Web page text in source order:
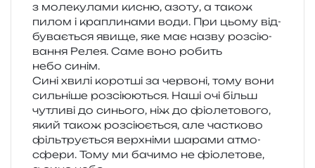
з моле­ку­ла­ми кисню, азоту, а також
пилом і кра­пли­на­ми води. При цьому від­
бу­ва­є­ться явище, яке має назву роз­сі­ю­
ва­н­ня Релея. Саме воно робить
небо синім.
Сині хвилі коро­тші за чер­во­ні, тому вони
силь­ні­ше роз­сі­ю­ю­ться. Наші очі більш
чутли­ві до синьо­го, ніж до фіо­ле­то­во­го,
який також роз­сі­ю­є­ться, але час­тко­во
філь­тру­є­ться верх­ні­ми шара­ми атмо­
сфе­ри. Тому ми бачи­мо не фіо­ле­то­ве,